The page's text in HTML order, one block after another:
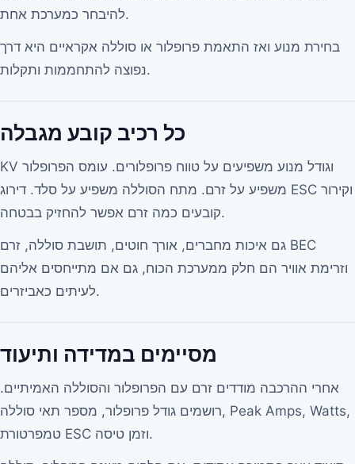
להיבחר כמערכת אחת.
בחירת מנוע ואז התאמת פרופלור או סוללה אקראיים היא דרך
נפוצה להתחממות ותקלות.
כל רכיב קובע מגבלה
KV וגודל מנוע משפיעים על טווח פרופלורים. עומס הפרופלור
משפיע על זרם. מתח הסוללה משפיע על סלד. דירוג ESC וקירור
קובעים כמה זרם אפשר להחזיק בבטחה.
גם איכות מחברים, אורך חוטים, תושבת סוללה, זרם BEC
וזרימת אוויר הם חלק ממערכת הכוח, גם אם מתייחסים אליהם
לעיתים כאביזרים.
מסיימים במדידה ותיעוד
אחרי ההרכבה מודדים זרם עם הפרופלור והסוללה האמיתיים.
רושמים גודל פרופלור, מספר תאי סוללה, Peak Amps, Watts,
טמפרטורת ESC וזמן טיסה.